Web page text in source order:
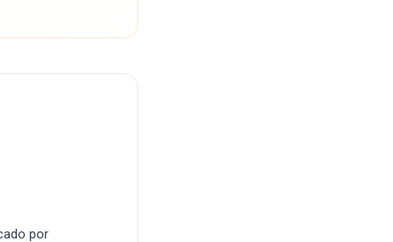
por